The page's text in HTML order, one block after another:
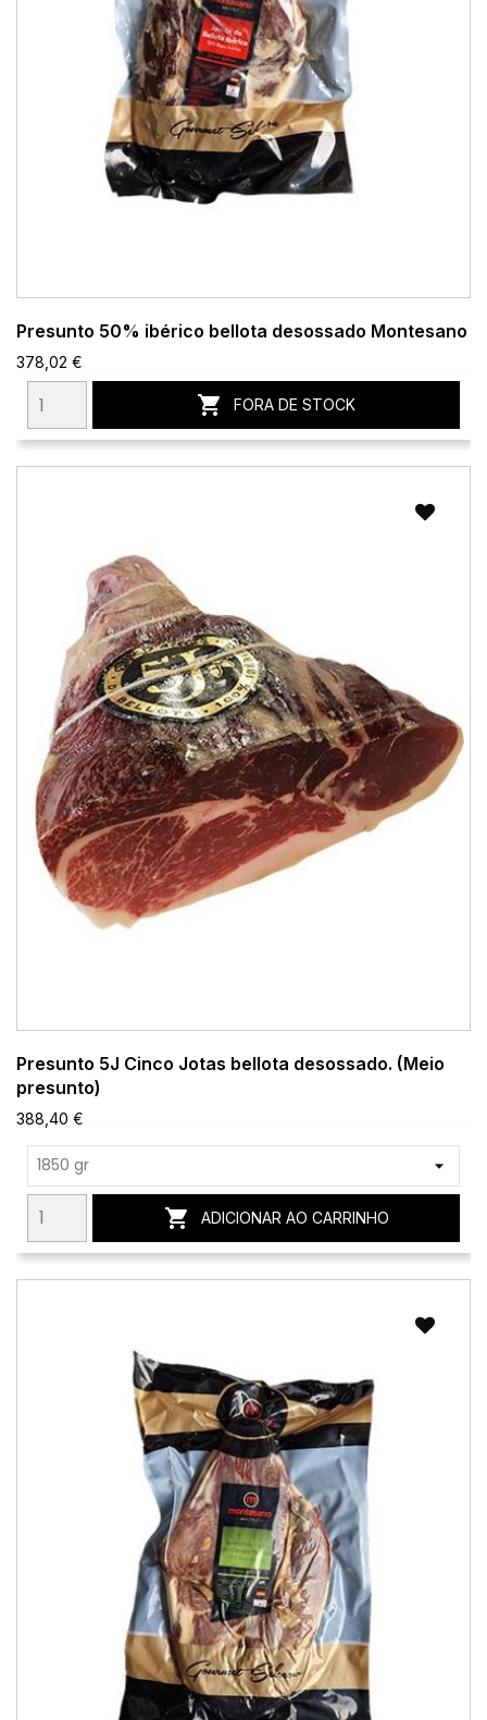
Presunto 50% ibérico bellota desossado Montesano
378,02 €
 FORA DE STOCK
Presunto 5J Cinco Jotas bellota desossado. (Meio
presunto)
388,40 €
 ADICIONAR AO CARRINHO